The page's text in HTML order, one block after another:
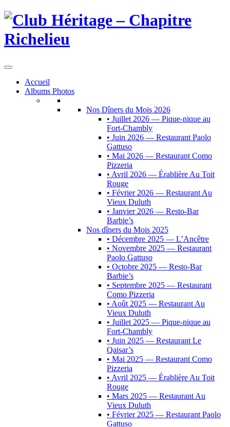
Accueil
Albums Photos
Nos Dîners du Mois 2026
• Juillet 2026 — Pique-nique au
Fort-Chambly
• Juin 2026 — Restaurant Paolo
Gattuso
• Mai 2026 — Restaurant Como
Pizzeria
• Avril 2026 — Érablière Au Toit
Rouge
• Février 2026 — Restaurant Au
Vieux Duluth
• Janvier 2026 — Resto-Bar
Barbie’s
Nos dîners du Mois 2025
• Décembre 2025 — L’Ancêtre
• Novembre 2025 — Restaurant
Paolo Gattuso
• Octobre 2025 — Resto-Bar
Barbie’s
• Septembre 2025 — Restaurant
Como Pizzeria
• Août 2025 — Restaurant Au
Vieux Duluth
• Juillet 2025 — Pique-nique au
Fort-Chambly
• Juin 2025 — Restaurant Le
Qaisar’s
• Mai 2025 — Restaurant Como
Pizzeria
• Avril 2025 — Érablière Au Toit
Rouge
• Mars 2025 — Restaurant Au
Vieux Duluth
• Février 2025 — Restaurant Paolo
Gattuso